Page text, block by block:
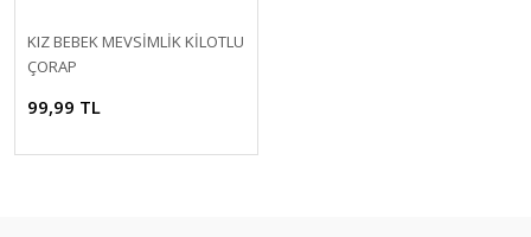
KIZ BEBEK MEVSİMLİK KİLOTLU
ÇORAP
99,99 TL